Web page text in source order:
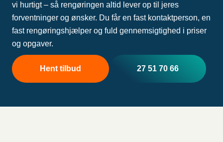
vi hurtigt – så rengøringen altid lever op til jeres
forventninger og ønsker. Du får en fast kontaktperson, en
fast rengøringshjælper og fuld gennemsigtighed i priser
og opgaver.
Hent tilbud 27 51 70 66